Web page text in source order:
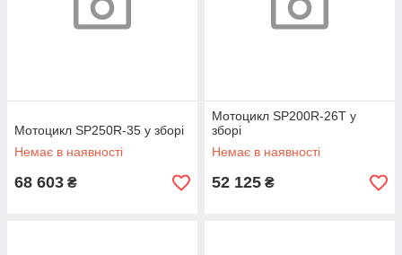
Мотоцикл SP250R-35 у зборі
Немає в наявності
68 603 ₴
Мотоцикл SP200R-26T у
зборі
Немає в наявності
52 125 ₴